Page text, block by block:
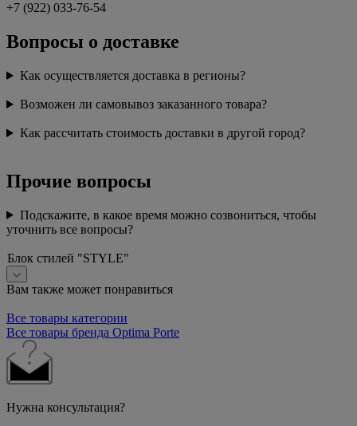
+7 (922) 033-76-54
Вопросы о доставке
Как осуществляется доставка в регионы?
Возможен ли самовывоз заказанного товара?
Как рассчитать стоимость доставки в другой город?
Прочие вопросы
Подскажите, в какое время можно созвониться, чтобы
уточнить все вопросы?
Блок стилей "STYLE"
Вам также может понравиться
Все товары категории
Все товары бренда Optima Porte
Нужна консультация?